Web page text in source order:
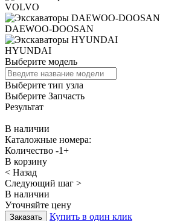
VOLVO
DAEWOO-DOOSAN
HYUNDAI
Выберите модель
Выберите тип узла
Выберите Запчасть
Результат
В наличии
Каталожные номера:
Количество -1+
В корзину
< Назад
Следующий шаг >
В наличии
Уточняйте цену
Купить в один клик